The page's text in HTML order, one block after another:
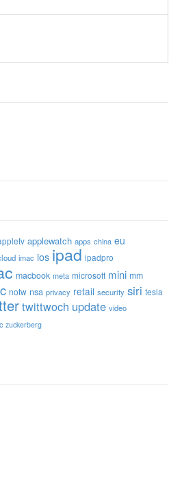
applewatch apps china eu
imac ios ipad ipadpro
macbook meta microsoft mini mm
notw nsa privacy retail security siri tesla
twittwoch update video
zuckerberg